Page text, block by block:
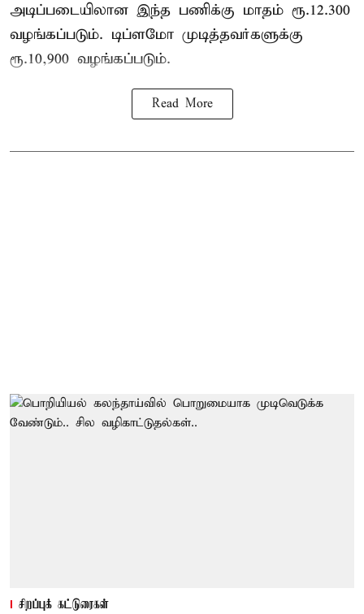
அடிப்படையிலான இந்த பணிக்கு மாதம் ரூ.12.300
வழங்கப்படும். டிப்ளமோ முடித்தவர்களுக்கு
ரூ.10,900 வழங்கப்படும்.
Read More
சிறப்புக் கட்டுரைகள்